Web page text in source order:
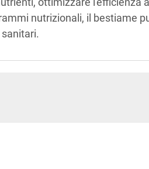
nutrizionali, il bestiame